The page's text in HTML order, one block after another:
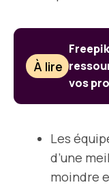
À lire
vos
Les
d’une
moindre